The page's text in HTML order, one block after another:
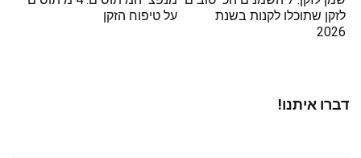
לזקן שתוכלו לקנות בשנת
2026
על טיפוח הזקן
דברו איתנו!